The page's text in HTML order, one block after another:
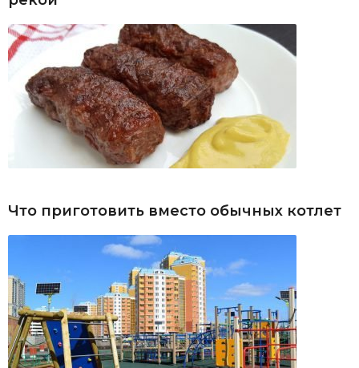
Что приготовить вместо обычных котлет